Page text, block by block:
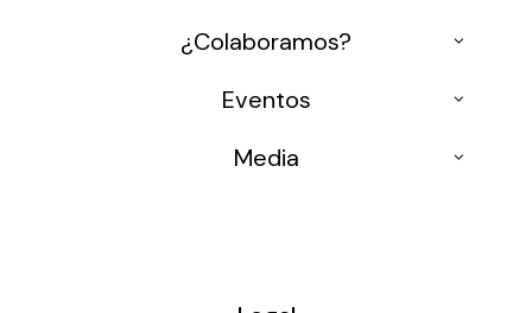
¿Colaboramos?
Eventos
Media